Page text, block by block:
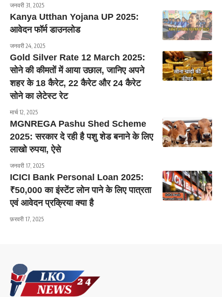
जनवरी 31, 2025
Kanya Utthan Yojana UP 2025:
आवेदन फॉर्म डाउनलोड
जनवरी 24, 2025
Gold Silver Rate 12 March 2025:
सोने की कीमतों में आया उछाल, जानिए अपने
शहर के 18 कैरेट, 22 कैरेट और 24 कैरेट
सोने का लेटेस्ट रेट
मार्च 12, 2025
MGNREGA Pashu Shed Scheme
2025: सरकार दे रही है पशु शेड बनाने के लिए
लाखो रुपया, ऐसे
जनवरी 17, 2025
ICICI Bank Personal Loan 2025:
₹50,000 का इंस्टेंट लोन पाने के लिए पात्रता
एवं आवेदन प्रक्रिया क्या है
फ़रवरी 17, 2025